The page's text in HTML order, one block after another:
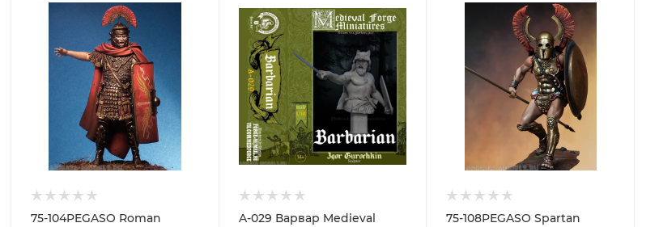
75-104PEGASO Roman
A-029 Варвар Medieval
75-108PEGASO Spartan